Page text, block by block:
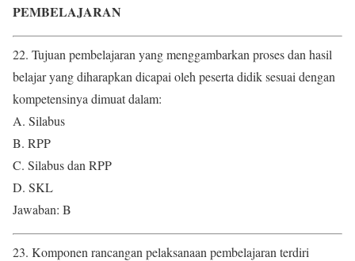
PEMBELAJARAN
22. Tujuan pembelajaran yang menggambarkan proses dan hasil
belajar yang diharapkan dicapai oleh peserta didik sesuai dengan
kompetensinya dimuat dalam:
A. Silabus
B. RPP
C. Silabus dan RPP
D. SKL
Jawaban: B
23. Komponen rancangan pelaksanaan pembelajaran terdiri